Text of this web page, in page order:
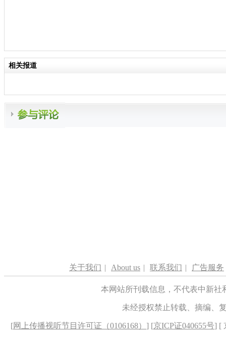
相关报道
关于我们 | About us | 联系我们 | 广告服务
本网站所刊载信息，不代表中新
未经授权禁止转载、摘编、
[网上传播视听节目许可证（0106168） ] [京ICP证040655号] [